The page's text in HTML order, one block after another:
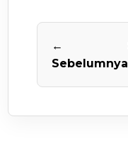
←
Sebelumnya